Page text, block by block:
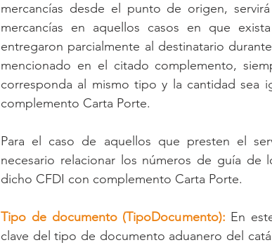
mercancías desde el punto de origen,
mercancías en aquellos casos en que
entregaron parcialmente al destinatario
mencionado en el citado complemento,
corresponda al mismo tipo y la cantidad sea
complemento Carta Porte.
Para el caso de aquellos que presten el
necesario relacionar los números de guía de
dicho CFDI con complemento Carta Porte.
Tipo de documento (TipoDocumento): En
clave del tipo de documento aduanero del